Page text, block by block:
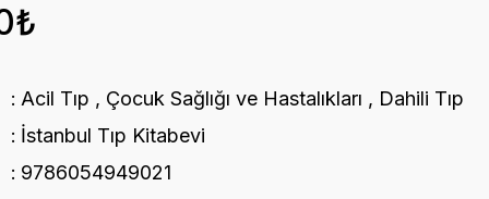
Acil Tıp , Çocuk Sağlığı ve Hastalıkları , Dahili Tıp
İstanbul Tıp Kitabevi
9786054949021